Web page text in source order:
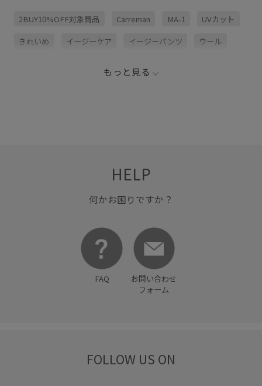
2BUY10%OFF対象商品 Carreman MA-1 UVカット
きれいめ イージーケア イージーパンツ ウール
伸縮性
幅広 機能素材 洗濯OK
もっと見る
HELP
何かお困りですか？
FAQ
お問い合わせ
フォーム
FOLLOW US ON